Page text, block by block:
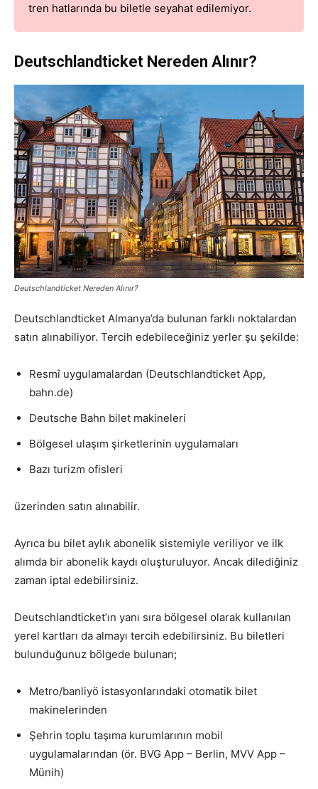
tren hatlarında bu biletle seyahat edilemiyor.
Deutschlandticket Nereden Alınır?
Deutschlandticket Nereden Alınır?
Deutschlandticket Almanya’da bulunan farklı noktalardan
satın alınabiliyor. Tercih edebileceğiniz yerler şu şekilde:
Resmî uygulamalardan (Deutschlandticket App,
bahn.de)
Deutsche Bahn bilet makineleri
Bölgesel ulaşım şirketlerinin uygulamaları
Bazı turizm ofisleri
üzerinden satın alınabilir.
Ayrıca bu bilet aylık abonelik sistemiyle veriliyor ve ilk
alımda bir abonelik kaydı oluşturuluyor. Ancak dilediğiniz
zaman iptal edebilirsiniz.
Deutschlandticket’ın yanı sıra bölgesel olarak kullanılan
yerel kartları da almayı tercih edebilirsiniz. Bu biletleri
bulunduğunuz bölgede bulunan;
Metro/banliyö istasyonlarındaki otomatik bilet
makinelerinden
Şehrin toplu taşıma kurumlarının mobil
uygulamalarından (ör. BVG App – Berlin, MVV App –
Münih)